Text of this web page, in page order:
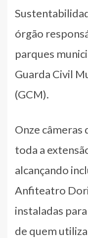
órgão
parques
Guarda Civil
(GCM).
Onze câmeras
toda a
alcançando
Anfiteatro
instaladas
de quem